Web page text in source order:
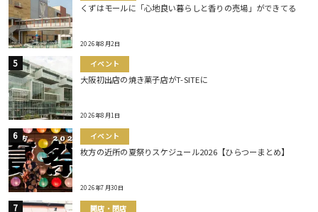
くずはモールに「心地良い暮らしと香りの売場」ができてる
2026年8月2日
イベント
大阪初出店の焼き菓子店がT-SITEに
2026年8月1日
イベント
枚方の近所の夏祭りスケジュール2026【ひらつーまとめ】
2026年7月30日
開店・閉店